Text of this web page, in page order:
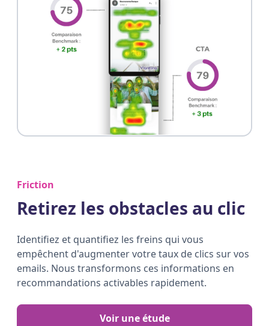
Friction
Retirez les obstacles au clic
Identifiez et quantifiez les freins qui vous
empêchent d'augmenter votre taux de clics sur vos
emails. Nous transformons ces informations en
recommandations activables rapidement.
Voir une étude